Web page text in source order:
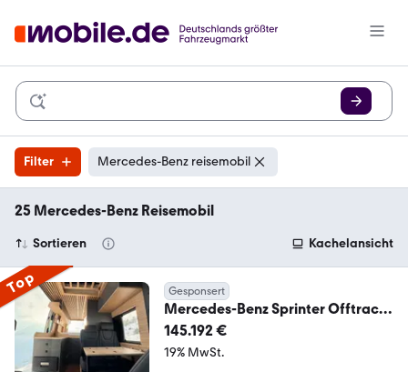
Filter Mercedes-Benz reisemobil
25 Mercedes-Benz Reisemobil
Sortieren Kachelansicht
Top Gesponsert
Mercedes-Benz Sprinter Offtrack
Seven 4x4 Reisemobil
145.192 €
19% MwSt.